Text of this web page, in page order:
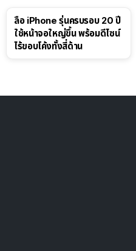
ลือ iPhone รุ่นครบรอบ 20 ปี
ใช้หน้าจอใหญ่ขึ้น พร้อมดีไซน์
ไร้ขอบโค้งทั้งสี่ด้าน